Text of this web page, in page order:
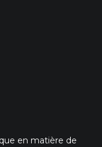
en matière de